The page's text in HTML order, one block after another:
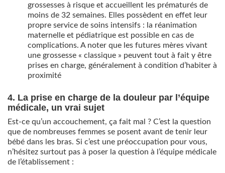
grossesses à risque et accueillent les prématurés de
moins de 32 semaines. Elles possèdent en effet leur
propre service de soins intensifs : la réanimation
maternelle et pédiatrique est possible en cas de
complications. A noter que les futures mères vivant
une grossesse « classique » peuvent tout à fait y être
prises en charge, généralement à condition d’habiter à
proximité
4. La prise en charge de la douleur par l’équipe
médicale, un vrai sujet
Est-ce qu’un accouchement, ça fait mal ? C’est la question
que de nombreuses femmes se posent avant de tenir leur
bébé dans les bras. Si c’est une préoccupation pour vous,
n’hésitez surtout pas à poser la question à l’équipe médicale
de l’établissement :